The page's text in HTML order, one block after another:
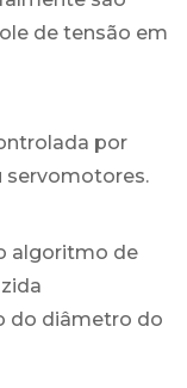
de tensão em
por
servomotores.
algoritmo de
do diâmetro do